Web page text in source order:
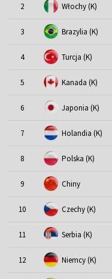
2 Włochy (K)
3 Brazylia (K)
4 Turcja (K)
5 Kanada (K)
6 Japonia (K)
7 Holandia (K)
8 Polska (K)
9 Chiny
10 Czechy (K)
11 Serbia (K)
12 Niemcy (K)